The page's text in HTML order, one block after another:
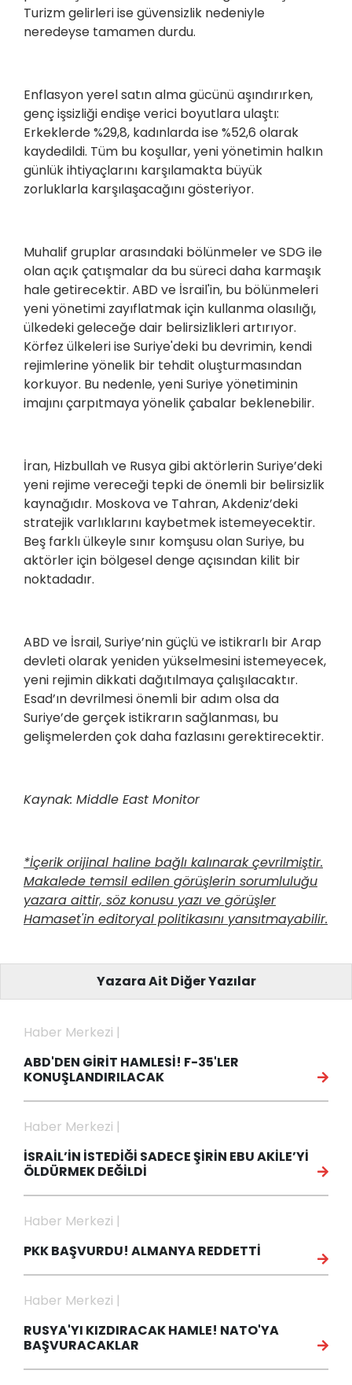
Turizm gelirleri ise güvensizlik nedeniyle
neredeyse tamamen durdu.
Enflasyon yerel satın alma gücünü aşındırırken,
genç işsizliği endişe verici boyutlara ulaştı:
Erkeklerde %29,8, kadınlarda ise %52,6 olarak
kaydedildi. Tüm bu koşullar, yeni yönetimin halkın
günlük ihtiyaçlarını karşılamakta büyük
zorluklarla karşılaşacağını gösteriyor.
Muhalif gruplar arasındaki bölünmeler ve SDG ile
olan açık çatışmalar da bu süreci daha karmaşık
hale getirecektir. ABD ve İsrail'in, bu bölünmeleri
yeni yönetimi zayıflatmak için kullanma olasılığı,
ülkedeki geleceğe dair belirsizlikleri artırıyor.
Körfez ülkeleri ise Suriye'deki bu devrimin, kendi
rejimlerine yönelik bir tehdit oluşturmasından
korkuyor. Bu nedenle, yeni Suriye yönetiminin
imajını çarpıtmaya yönelik çabalar beklenebilir.
İran, Hizbullah ve Rusya gibi aktörlerin Suriye’deki
yeni rejime vereceği tepki de önemli bir belirsizlik
kaynağıdır. Moskova ve Tahran, Akdeniz’deki
stratejik varlıklarını kaybetmek istemeyecektir.
Beş farklı ülkeyle sınır komşusu olan Suriye, bu
aktörler için bölgesel denge açısından kilit bir
noktadadır.
ABD ve İsrail, Suriye’nin güçlü ve istikrarlı bir Arap
devleti olarak yeniden yükselmesini istemeyecek,
yeni rejimin dikkati dağıtılmaya çalışılacaktır.
Esad’ın devrilmesi önemli bir adım olsa da
Suriye’de gerçek istikrarın sağlanması, bu
gelişmelerden çok daha fazlasını gerektirecektir.
Kaynak: Middle East Monitor
*İçerik orijinal haline bağlı kalınarak çevrilmiştir.
Makalede temsil edilen görüşlerin sorumluluğu
yazara aittir, söz konusu yazı ve görüşler
Hamaset'in editoryal politikasını yansıtmayabilir.
Yazara Ait Diğer Yazılar
Haber Merkezi |
ABD'DEN GİRİT HAMLESİ! F-35'LER
KONUŞLANDIRILACAK
Haber Merkezi |
İSRAİL’İN İSTEDİĞİ SADECE ŞİRİN EBU AKİLE’Yİ
ÖLDÜRMEK DEĞİLDİ
Haber Merkezi |
PKK BAŞVURDU! ALMANYA REDDETTİ
Haber Merkezi |
RUSYA'YI KIZDIRACAK HAMLE! NATO'YA
BAŞVURACAKLAR